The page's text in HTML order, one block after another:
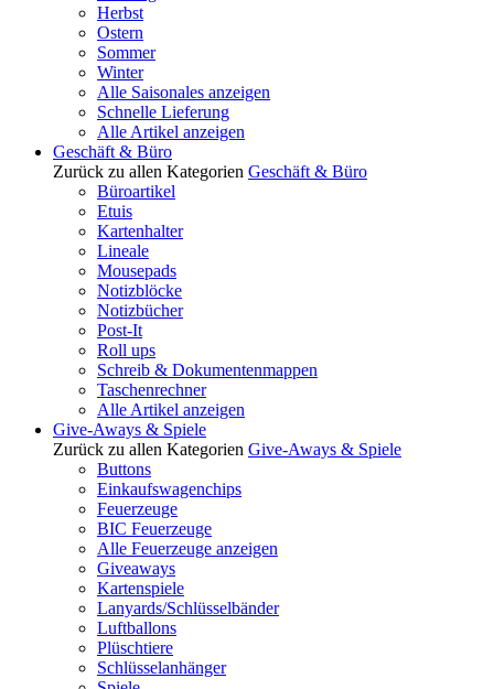
Herbst
Ostern
Sommer
Winter
Alle Saisonales anzeigen
Schnelle Lieferung
Alle Artikel anzeigen
Geschäft & Büro
Zurück zu allen Kategorien Geschäft & Büro
Büroartikel
Etuis
Kartenhalter
Lineale
Mousepads
Notizblöcke
Notizbücher
Post-It
Roll ups
Schreib & Dokumentenmappen
Taschenrechner
Alle Artikel anzeigen
Give-Aways & Spiele
Zurück zu allen Kategorien Give-Aways & Spiele
Buttons
Einkaufswagenchips
Feuerzeuge
BIC Feuerzeuge
Alle Feuerzeuge anzeigen
Giveaways
Kartenspiele
Lanyards/Schlüsselbänder
Luftballons
Plüschtiere
Schlüsselanhänger